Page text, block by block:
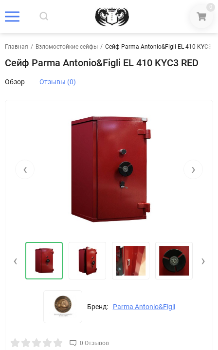
0
Главная / Взломостойкие сейфы / Сейф Parma Antonio&Figli EL 410 KYC3
Сейф Parma Antonio&Figli EL 410 KYC3 RED
Обзор Отзывы (0)
‹ ›
‹ ›
Бренд: Parma Antonio&Figli
0 Отзывов